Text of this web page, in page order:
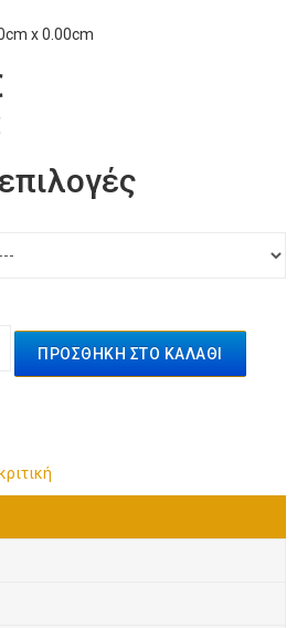
x 0.00cm
ΠΡΟΣΘΉΚΗ ΣΤΟ ΚΑΛΆΘΙ